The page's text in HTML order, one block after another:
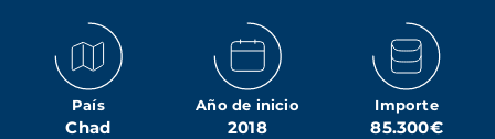
País
Chad
Año de inicio
2018
Importe
85.300€